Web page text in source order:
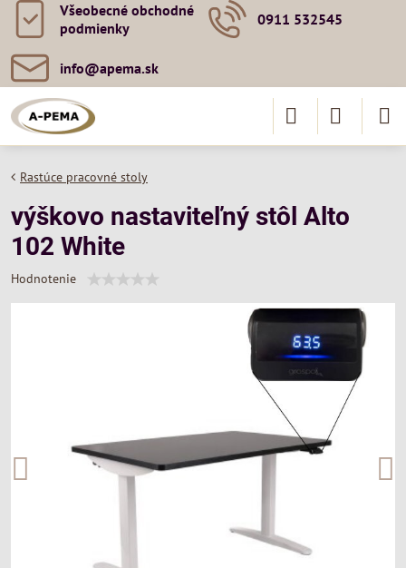
Všeobecné obchodné
podmienky
0911 532545
info​@apema​.sk
Rastúce pracovné stoly
výškovo nastaviteľný stôl Alto
102 White
Hodnotenie